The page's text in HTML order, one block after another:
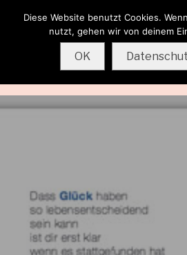
Wolfgang
Sternkopf
Diese Website benutzt Cookies.
nutzt, gehen wir von deinem
OK